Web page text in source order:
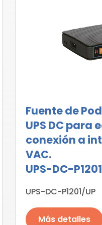
Fuente de
UPS DC para
conexión a
VAC.
UPS-DC-
UPS-DC-P1201/UP
Más detalles